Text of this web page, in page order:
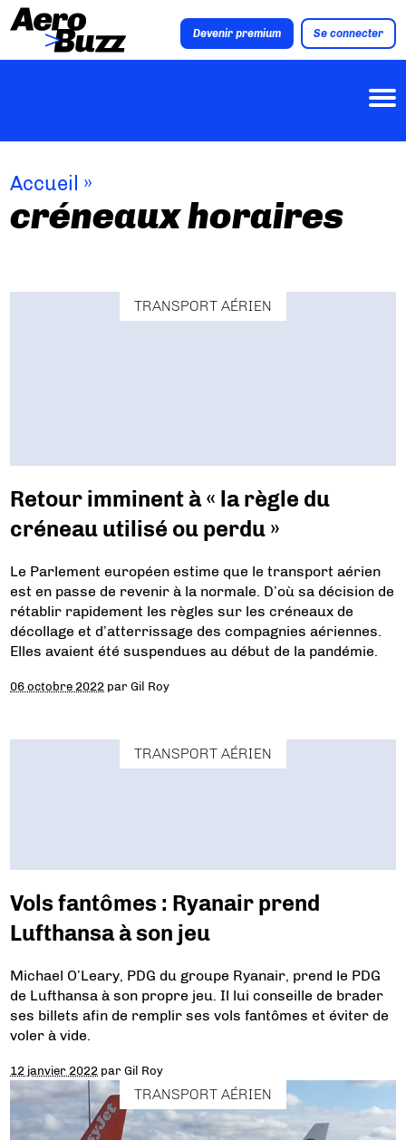
Devenir premium Se connecter
Accueil »
créneaux horaires
TRANSPORT AÉRIEN
Retour imminent à « la règle du
créneau utilisé ou perdu »
Le Parlement européen estime que le transport aérien
est en passe de revenir à la normale. D’où sa décision de
rétablir rapidement les règles sur les créneaux de
décollage et d’atterrissage des compagnies aériennes.
Elles avaient été suspendues au début de la pandémie.
06 octobre 2022 parGil Roy
TRANSPORT AÉRIEN
Vols fantômes : Ryanair prend
Lufthansa à son jeu
Michael O’Leary, PDG du groupe Ryanair, prend le PDG
de Lufthansa à son propre jeu. Il lui conseille de brader
ses billets afin de remplir ses vols fantômes et éviter de
voler à vide.
12 janvier 2022 parGil Roy
TRANSPORT AÉRIEN